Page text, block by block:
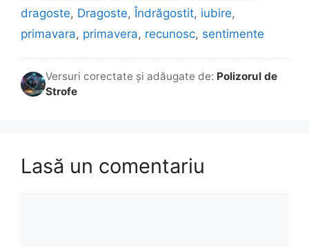
dragoste, Dragoste, Îndrăgostit, iubire,
primavara, primavera, recunosc, sentimente
Versuri corectate și adăugate de: Polizorul de
Strofe
Lasă un comentariu